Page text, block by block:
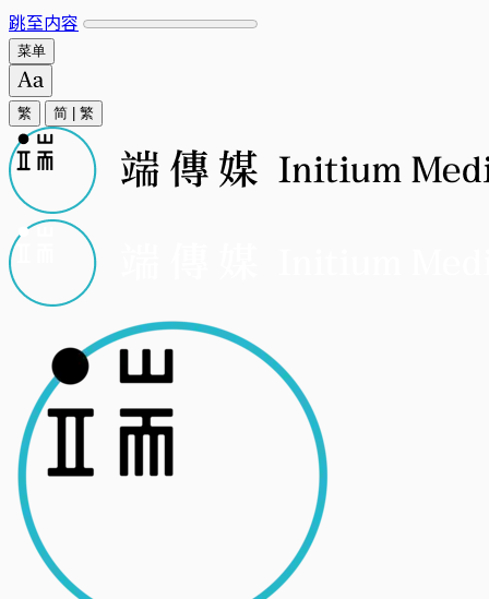
跳至内容
菜单
繁 简 繁